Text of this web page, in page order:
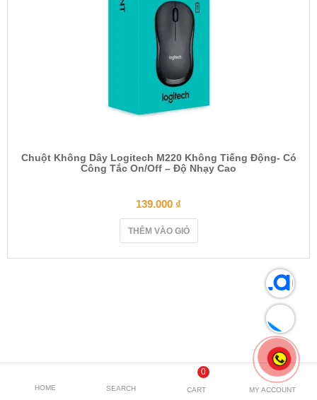
Chuột Không Dây Logitech M220 Không Tiếng Động- Có
Công Tắc On/Off – Độ Nhạy Cao
139.000 ₫
THÊM VÀO GIỎ
HOME SEARCH
0
CART MY ACCOUNT